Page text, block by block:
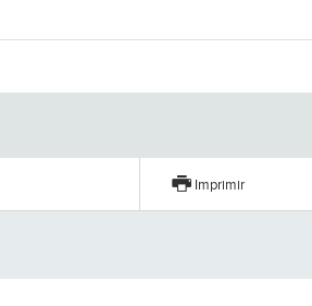
Imprimir